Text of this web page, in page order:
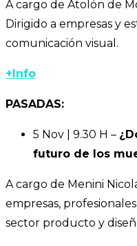
A cargo de Atolón de
Dirigido a empresas y
comunicación visual.
+Info
PASADAS:
5 Nov | 9.30 H –
futuro de los
A cargo de Menini
empresas,
sector producto y